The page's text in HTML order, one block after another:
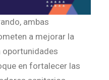
ambas
a mejorar la
oportunidades
en fortalecer las